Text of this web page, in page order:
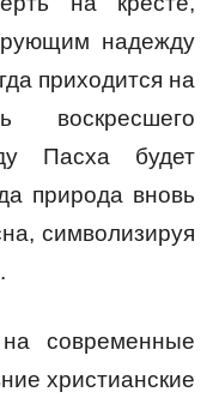
надежду
приходится на
воскресшего
Пасха будет
природа вновь
символизируя
современные
христианские